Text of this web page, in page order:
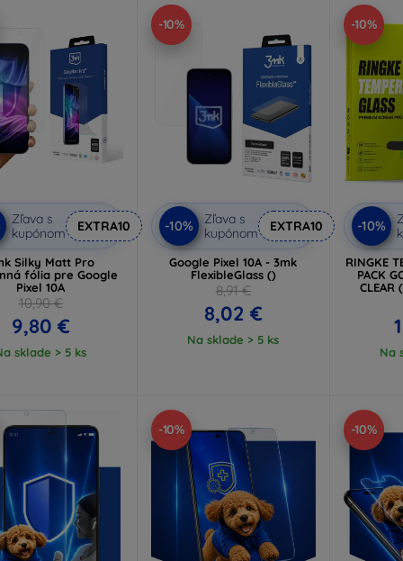
Zľava s
kupónom
EXTRA10
Silky Matt Pro
fólia pre Google
Pixel 10A
10,90 €
9,80 €
sklade > 5 ks
-10%
-10%
Zľava s
kupónom
EXTRA10
Google Pixel 10A - 3mk
FlexibleGlass ()
8,91 €
8,02 €
Na sklade > 5 ks
-10%
-10%
RINGKE
PACK
CLEAR
Na
-10% -10%